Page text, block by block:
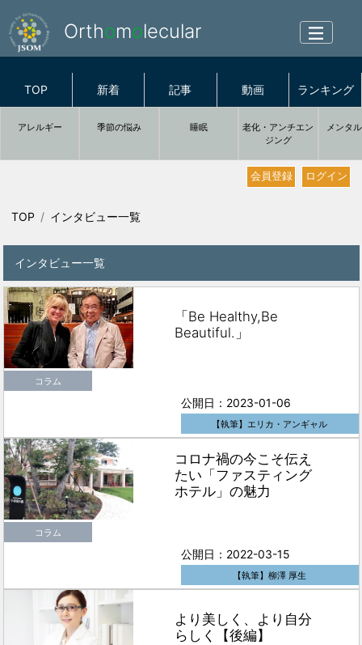
Orthomolecular
TOP 新着 記事 動画 ランキング
アレルギー 季節の悩み 睡眠
老化・アンチエン
ジング
メンタ
ログイン
会員登録
TOP インタビュー一覧
インタビュー一覧
「Be Healthy,Be
Beautiful.」
コラム
公開日：2023-01-06
【執筆】エリカ・アンギャル
コロナ禍の今こそ伝え
たい「ファスティング
ホテル」の魅力
コラム
公開日：2022-03-15
【執筆】柳澤 厚生
より美しく、より自分
らしく【後編】